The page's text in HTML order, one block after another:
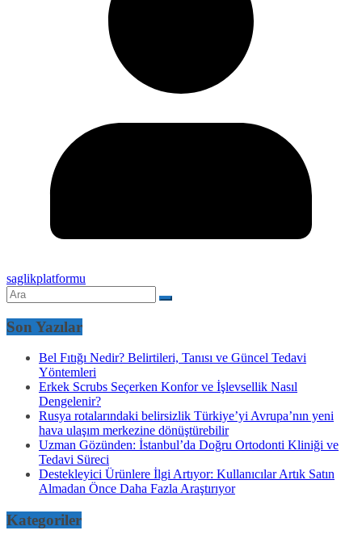
saglikplatformu
Son Yazılar
Bel Fıtığı Nedir? Belirtileri, Tanısı ve Güncel Tedavi
Yöntemleri
Erkek Scrubs Seçerken Konfor ve İşlevsellik Nasıl
Dengelenir?
Rusya rotalarındaki belirsizlik Türkiye’yi Avrupa’nın yeni
hava ulaşım merkezine dönüştürebilir
Uzman Gözünden: İstanbul’da Doğru Ortodonti Kliniği ve
Tedavi Süreci
Destekleyici Ürünlere İlgi Artıyor: Kullanıcılar Artık Satın
Almadan Önce Daha Fazla Araştırıyor
Kategoriler